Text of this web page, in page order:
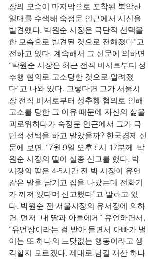
장의 모습이 마지막으로 포착된 북악산
일대를 수색해 숙정문 인근에서 시신을
발견했다. 박원순 시장은 극단적 선택을
한 모습으로 발견된 것으로 전해졌다”고
전하고 있다. 계속해서 그 신문에 의하면
“박원순 시장은 최근 전직 비서로부터 성
추행 혐의로 고소당한 것으로 알려졌
다”고 나와 있다. 그렇다면 그가 서울시
장 전직 비서로부터 성추행 혐의로 인해
고소를 당한 그 이유 때문에 자신의 삶을
괴로워하다가 숙정문 인근에서 그가 극
단적 선택을 하고 말았을까? 한국경제 신
문에 보면, “7월 9일 오후 5시 17분께  박
원순 시장의 딸이 실종 신고를 했다. 박
시장의 딸은 4-5시간 전 박 시장이 유언
같은 말을 남기고 집을 나갔는데 전화기
가 꺼져 있다며 신고했다”고 말하고 있
다. 박원순 전 서울시장의 유서장에 의하
면, 먼저 “내 딸과 아들에게” 유언하면서,
“유언장이라는 걸 받아 들면서 아빠가 벌
이는 또 하나의 느닷없는 행동이라고 생
각할지 모르겠다. 제대로 남길 재산 하나